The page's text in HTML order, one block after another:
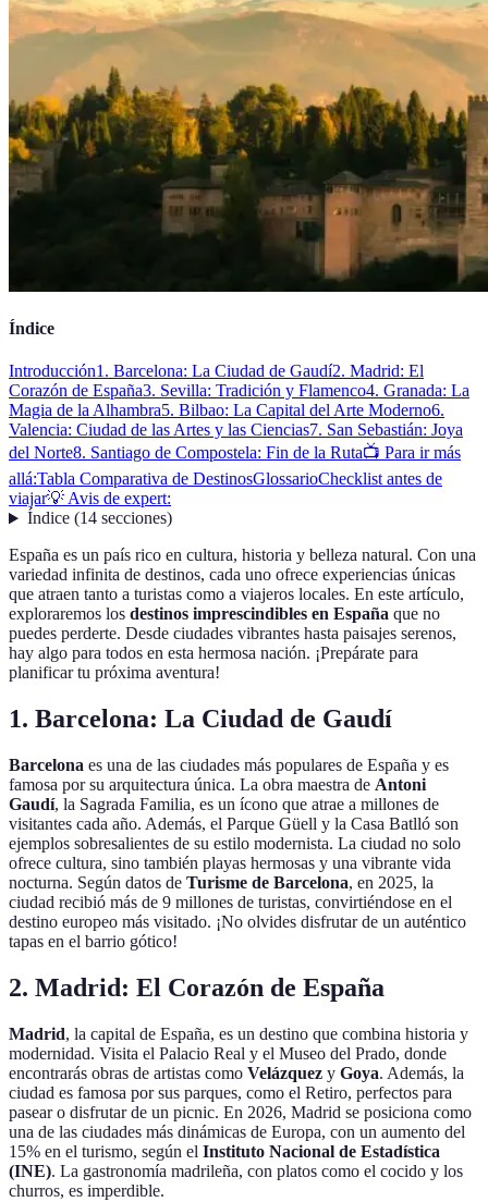
Índice
Introducción1. Barcelona: La Ciudad de Gaudí2. Madrid: El
Corazón de España3. Sevilla: Tradición y Flamenco4. Granada: La
Magia de la Alhambra5. Bilbao: La Capital del Arte Moderno6.
Valencia: Ciudad de las Artes y las Ciencias7. San Sebastián: Joya
del Norte8. Santiago de Compostela: Fin de la Ruta📺 Para ir más
allá:Tabla Comparativa de DestinosGlossarioChecklist antes de
viajar💡 Avis de expert:
Índice(14 secciones)
España es un país rico en cultura, historia y belleza natural. Con una
variedad infinita de destinos, cada uno ofrece experiencias únicas
que atraen tanto a turistas como a viajeros locales. En este artículo,
exploraremos los destinos imprescindibles en España que no
puedes perderte. Desde ciudades vibrantes hasta paisajes serenos,
hay algo para todos en esta hermosa nación. ¡Prepárate para
planificar tu próxima aventura!
1. Barcelona: La Ciudad de Gaudí
Barcelona es una de las ciudades más populares de España y es
famosa por su arquitectura única. La obra maestra de Antoni
Gaudí, la Sagrada Familia, es un ícono que atrae a millones de
visitantes cada año. Además, el Parque Güell y la Casa Batlló son
ejemplos sobresalientes de su estilo modernista. La ciudad no solo
ofrece cultura, sino también playas hermosas y una vibrante vida
nocturna. Según datos de Turisme de Barcelona, en 2025, la
ciudad recibió más de 9 millones de turistas, convirtiéndose en el
destino europeo más visitado. ¡No olvides disfrutar de un auténtico
tapas en el barrio gótico!
2. Madrid: El Corazón de España
Madrid, la capital de España, es un destino que combina historia y
modernidad. Visita el Palacio Real y el Museo del Prado, donde
encontrarás obras de artistas como Velázquez y Goya. Además, la
ciudad es famosa por sus parques, como el Retiro, perfectos para
pasear o disfrutar de un picnic. En 2026, Madrid se posiciona como
una de las ciudades más dinámicas de Europa, con un aumento del
15% en el turismo, según el Instituto Nacional de Estadística
(INE). La gastronomía madrileña, con platos como el cocido y los
churros, es imperdible.